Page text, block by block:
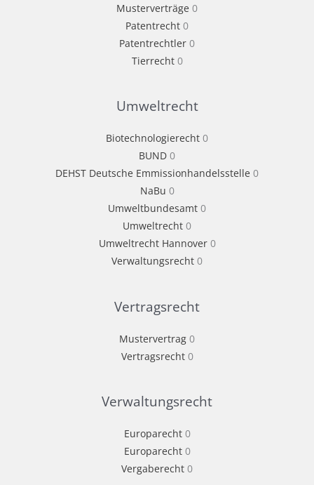
Musterverträge 0
Patentrecht 0
Patentrechtler 0
Tierrecht0
Umweltrecht
Biotechnologierecht 0
BUND 0
DEHST Deutsche Emmissionhandelsstelle 0
NaBu 0
Umweltbundesamt 0
Umweltrecht 0
Umweltrecht Hannover0
Verwaltungsrecht 0
Vertragsrecht
Mustervertrag 0
Vertragsrecht0
Verwaltungsrecht
Europarecht0
Europarecht0
Vergaberecht 0